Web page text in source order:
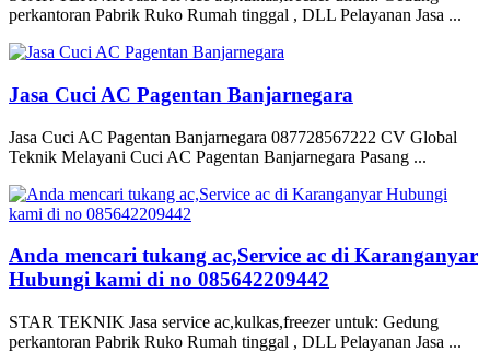
perkantoran Pabrik Ruko Rumah tinggal , DLL Pelayanan Jasa ...
Jasa Cuci AC Pagentan Banjarnegara
Jasa Cuci AC Pagentan Banjarnegara 087728567222 CV Global
Teknik Melayani Cuci AC Pagentan Banjarnegara Pasang ...
Anda mencari tukang ac,Service ac di Karanganyar
Hubungi kami di no 085642209442
STAR TEKNIK Jasa service ac,kulkas,freezer untuk: Gedung
perkantoran Pabrik Ruko Rumah tinggal , DLL Pelayanan Jasa ...